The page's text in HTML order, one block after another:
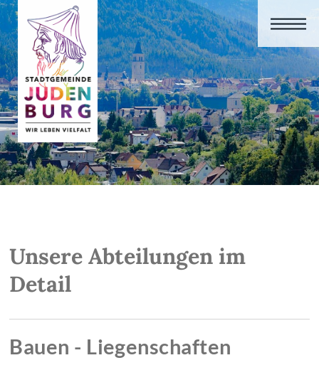
Unsere Abteilungen im
Detail
Bauen - Liegenschaften